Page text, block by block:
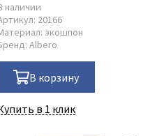
наличии
20166
экошпон
Albero
В корзину
в 1 клик